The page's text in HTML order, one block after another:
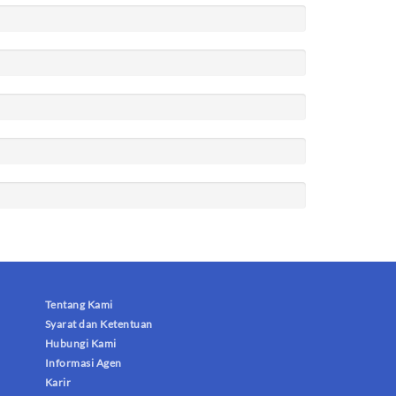
Tentang Kami
Syarat dan Ketentuan
Hubungi Kami
Informasi Agen
Karir